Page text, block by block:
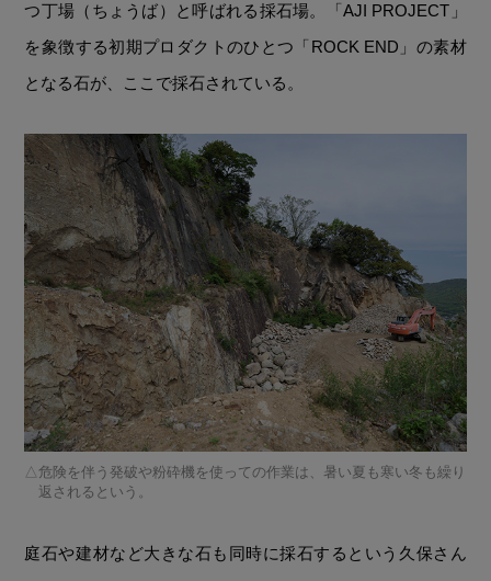
つ丁場（ちょうば）と呼ばれる採石場。「AJI PROJECT」
を象徴する初期プロダクトのひとつ「ROCK END」の素材
となる石が、ここで採石されている。
危険を伴う発破や粉砕機を使っての作業は、暑い夏も寒い冬も繰り
返されるという。
庭石や建材など大きな石も同時に採石するという久保さん